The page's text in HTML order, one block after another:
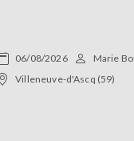
06/08/2026
Marie
Villeneuve-d'Ascq (59)